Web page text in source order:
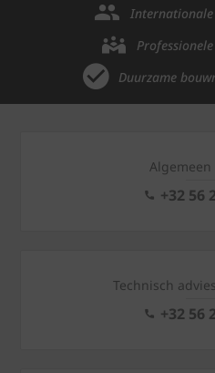
Duurzame
Algemeen
+32 56
Technisch
+32 56